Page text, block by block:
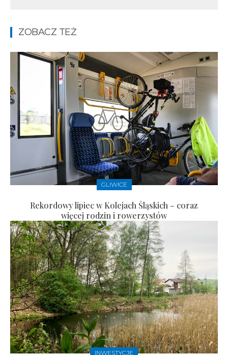
ZOBACZ TEŻ
GLIWICE
Rekordowy lipiec w Kolejach Śląskich – coraz
więcej rodzin i rowerzystów
INWESTYCJE